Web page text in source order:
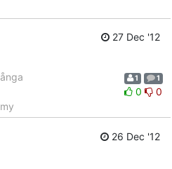
27 Dec '12
1 1
0 0
26 Dec '12